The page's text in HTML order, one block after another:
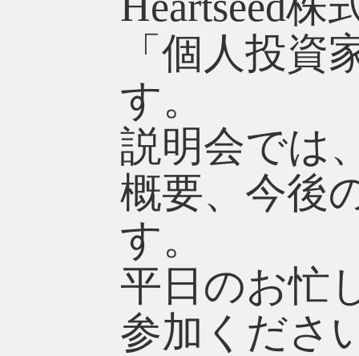
「個人投
す。
説明会では
概要、今後
す。
平日のお忙
参加くださ